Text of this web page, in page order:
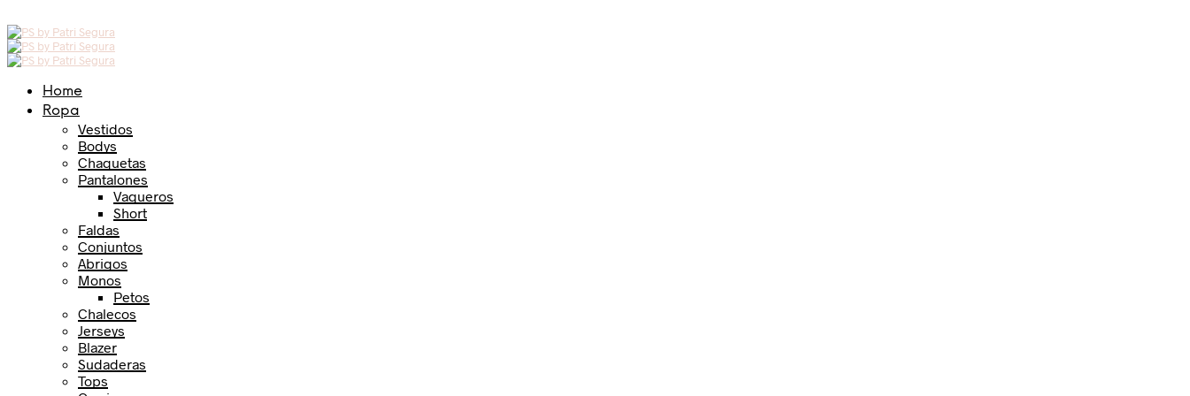
Home
Ropa
Vestidos
Bodys
Chaquetas
Pantalones
Vaqueros
Short
Faldas
Conjuntos
Abrigos
Monos
Petos
Chalecos
Jerseys
Blazer
Sudaderas
Tops